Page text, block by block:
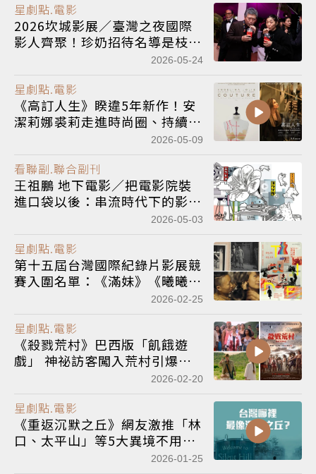
星劇點.電影
2026坎城影展／臺灣之夜國際
影人齊聚！珍奶招待名導是枝裕
2026-05-24
星劇點.電影
《高訂人生》睽違5年新作！安
潔莉娜裘莉走進時尚圈、持續關
2026-05-09
看聯副.聯合副刊
王祖鵬 地下電影／把電影院裝
進口袋以後：串流時代下的影迷
2026-05-03
星劇點.電影
第十五屆台灣國際紀錄片影展競
賽入圍名單：《滿妹》《曦曦》
實力霸榜2026-02-25
星劇點.電影
《殺戮荒村》巴西版「飢餓遊
戲」 神祕訪客闖入荒村引爆血
2026-02-20
星劇點.電影
《重返沉默之丘》網友激推「林
口、太平山」等5大異境不用特
2026-01-25